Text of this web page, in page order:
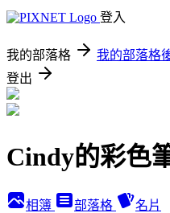
登入
我的部落格 我的部落格
登出
Cindy的彩色
相簿 部落格 名片